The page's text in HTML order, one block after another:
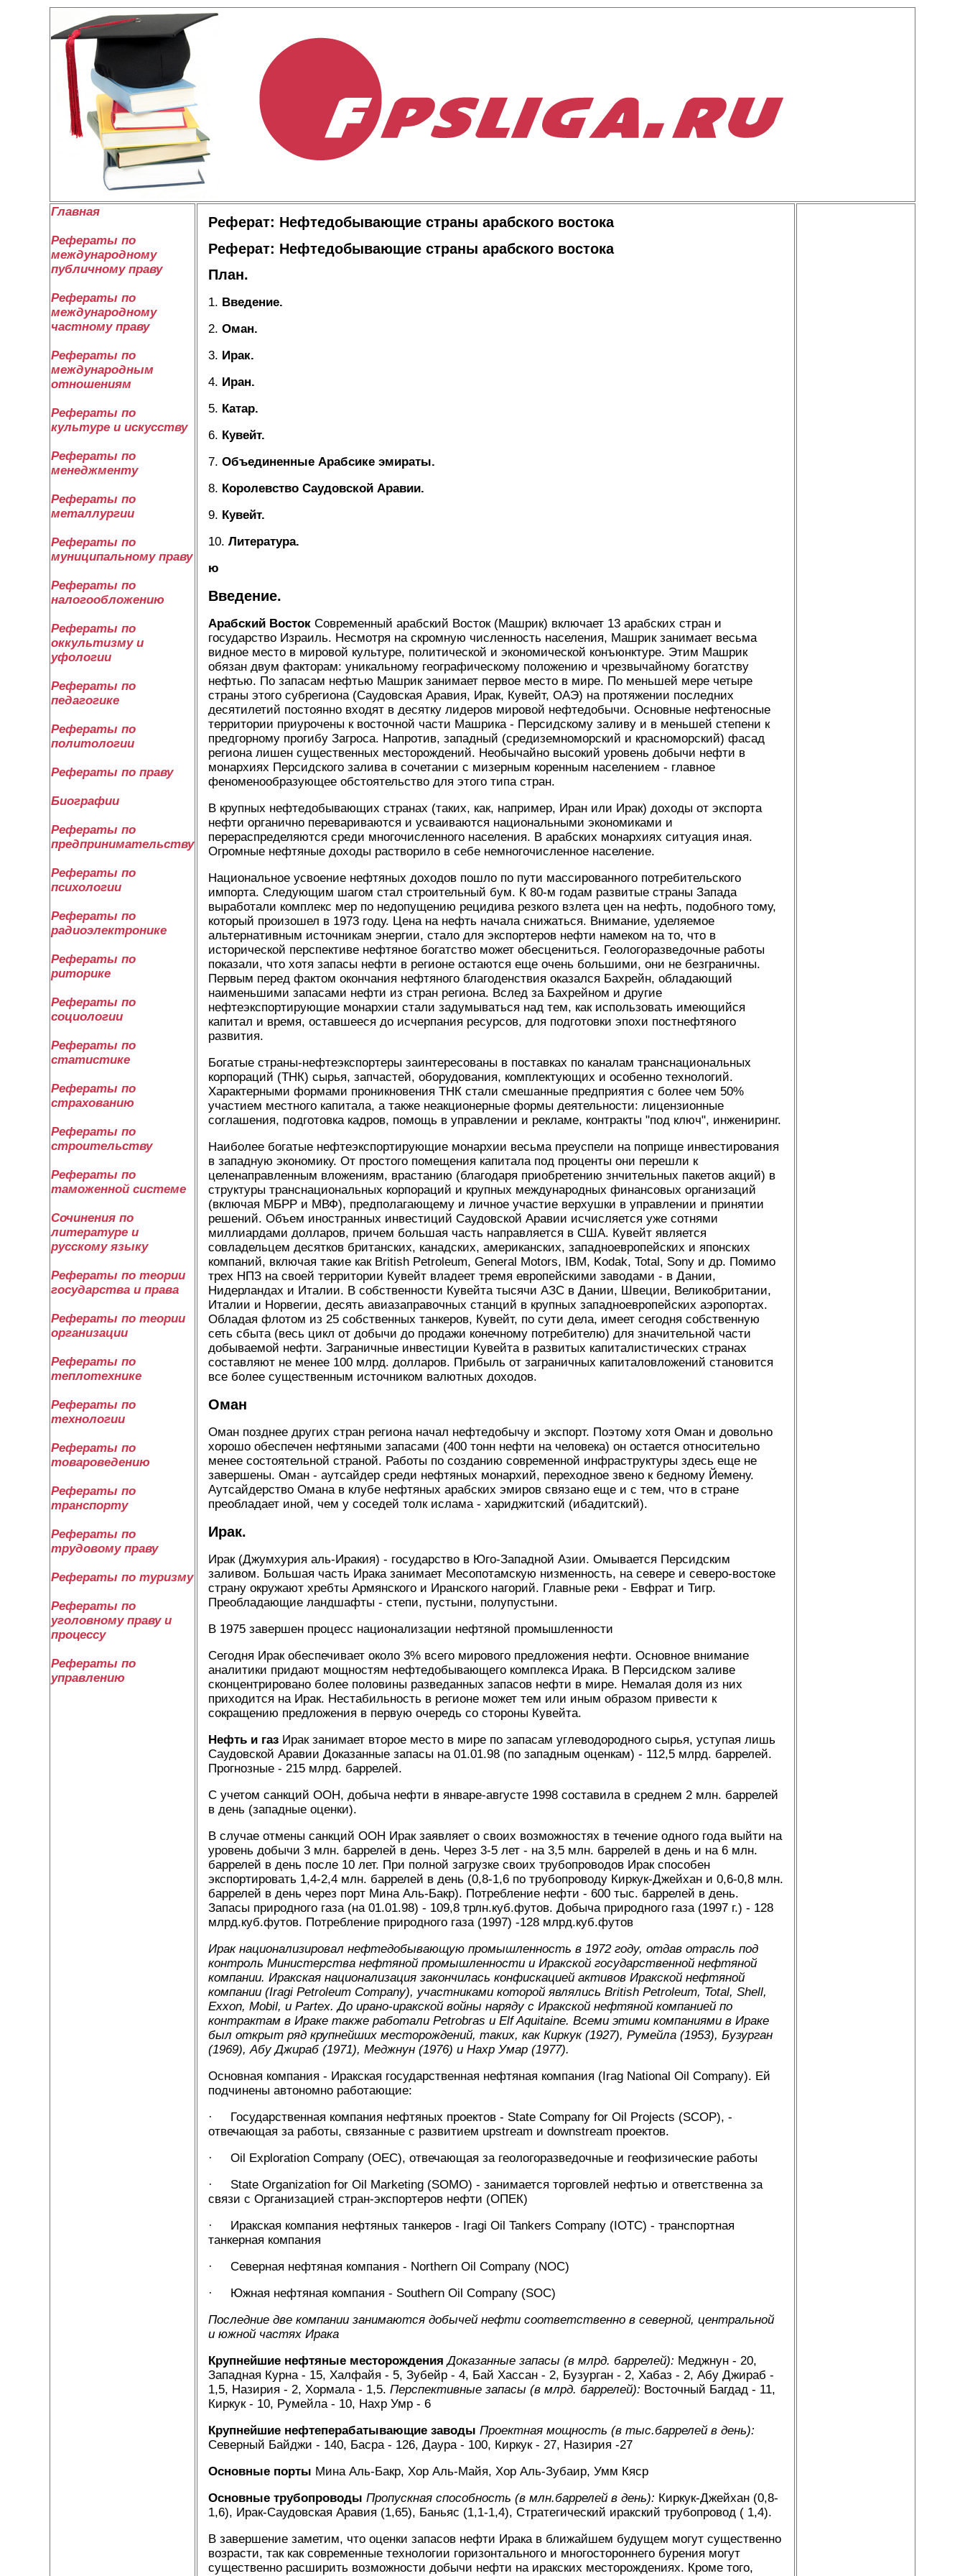
Главная
Рефераты по
международному
публичному праву
Рефераты по
международному
частному праву
Рефераты по
международным
отношениям
Рефераты по
культуре и искусству
Рефераты по
менеджменту
Рефераты по
металлургии
Рефераты по
муниципальному праву
Рефераты по
налогообложению
Рефераты по
оккультизму и
уфологии
Рефераты по
педагогике
Рефераты по
политологии
Рефераты по праву
Биографии
Рефераты по
предпринимательству
Рефераты по
психологии
Рефераты по
радиоэлектронике
Рефераты по
риторике
Рефераты по
социологии
Рефераты по
статистике
Рефераты по
страхованию
Рефераты по
строительству
Рефераты по
таможенной системе
Сочинения по
литературе и
русскому языку
Рефераты по теории
государства и права
Рефераты по теории
организации
Рефераты по
теплотехнике
Рефераты по
технологии
Рефераты по
товароведению
Рефераты по
транспорту
Рефераты по
трудовому праву
Рефераты по туризму
Рефераты по
уголовному праву и
процессу
Рефераты по
управлению
Реферат: Нефтедобывающие страны арабского востока
Реферат: Нефтедобывающие страны арабского востока
План.
1. Введение.
2. Оман.
3. Ирак.
4. Иран.
5. Катар.
6. Кувейт.
7. Объединенные Арабсике эмираты.
8. Королевство Саудовской Аравии.
9. Кувейт.
10. Литература.
ю
Введение.
Арабский Восток Современный арабский Восток (Машрик) включает 13 арабских стран и
государство Израиль. Несмотря на скромную численность населения, Машрик занимает весьма
видное место в мировой культуре, политической и экономической конъюнктуре. Этим Машрик
обязан двум факторам: уникальному географическому положению и чрезвычайному богатству
нефтью. По запасам нефтью Машрик занимает первое место в мире. По меньшей мере четыре
страны этого субрегиона (Саудовская Аравия, Ирак, Кувейт, ОАЭ) на протяжении последних
десятилетий постоянно входят в десятку лидеров мировой нефтедобычи. Основные нефтеносные
территории приурочены к восточной части Машрика - Персидскому заливу и в меньшей степени к
предгорному прогибу Загроса. Напротив, западный (средиземноморский и красноморский) фасад
региона лишен существенных месторождений. Необычайно высокий уровень добычи нефти в
монархиях Персидского залива в сочетании с мизерным коренным населением - главное
феноменообразующее обстоятельство для этого типа стран.
В крупных нефтедобывающих странах (таких, как, например, Иран или Ирак) доходы от экспорта
нефти органично перевариваются и усваиваются национальными экономиками и
перераспределяются среди многочисленного населения. В арабских монархиях ситуация иная.
Огромные нефтяные доходы растворило в себе немногочисленное население.
Национальное усвоение нефтяных доходов пошло по пути массированного потребительского
импорта. Следующим шагом стал строительный бум. К 80-м годам развитые страны Запада
выработали комплекс мер по недопущению рецидива резкого взлета цен на нефть, подобного тому,
который произошел в 1973 году. Цена на нефть начала снижаться. Внимание, уделяемое
альтернативным источникам энергии, стало для экспортеров нефти намеком на то, что в
исторической перспективе нефтяное богатство может обесцениться. Геологоразведочные работы
показали, что хотя запасы нефти в регионе остаются еще очень большими, они не безграничны.
Первым перед фактом окончания нефтяного благоденствия оказался Бахрейн, обладающий
наименьшими запасами нефти из стран региона. Вслед за Бахрейном и другие
нефтеэкспортирующие монархии стали задумываться над тем, как использовать имеющийся
капитал и время, оставшееся до исчерпания ресурсов, для подготовки эпохи постнефтяного
развития.
Богатые страны-нефтеэкспортеры заинтересованы в поставках по каналам транснациональных
корпораций (ТНК) сырья, запчастей, оборудования, комплектующих и особенно технологий.
Характерными формами проникновения ТНК стали смешанные предприятия с более чем 50%
участием местного капитала, а также неакционерные формы деятельности: лицензионные
соглашения, подготовка кадров, помощь в управлении и рекламе, контракты "под ключ", инжениринг.
Наиболее богатые нефтеэкспортирующие монархии весьма преуспели на поприще инвестирования
в западную экономику. От простого помещения капитала под проценты они перешли к
целенаправленным вложениям, врастанию (благодаря приобретению знчительных пакетов акций) в
структуры транснациональных корпораций и крупных международных финансовых организаций
(включая МБРР и МВФ), предполагающему и личное участие верхушки в управлении и принятии
решений. Объем иностранных инвестиций Саудовской Аравии исчисляется уже сотнями
миллиардами долларов, причем большая часть направляется в США. Кувейт является
совладельцем десятков британских, канадских, американских, западноевропейских и японских
компаний, включая такие как British Petroleum, General Motors, IBM, Kodak, Total, Sony и др. Помимо
трех НПЗ на своей территории Кувейт владеет тремя европейскими заводами - в Дании,
Нидерландах и Италии. В собственности Кувейта тысячи АЗС в Дании, Швеции, Великобритании,
Италии и Норвегии, десять авиазаправочных станций в крупных западноевропейских аэропортах.
Обладая флотом из 25 собственных танкеров, Кувейт, по сути дела, имеет сегодня собственную
сеть сбыта (весь цикл от добычи до продажи конечному потребителю) для значительной части
добываемой нефти. Заграничные инвестиции Кувейта в развитых капиталистических странах
составляют не менее 100 млрд. долларов. Прибыль от заграничных капиталовложений становится
все более существенным источником валютных доходов.
Оман
Оман позднее других стран региона начал нефтедобычу и экспорт. Поэтому хотя Оман и довольно
хорошо обеспечен нефтяными запасами (400 тонн нефти на человека) он остается относительно
менее состоятельной страной. Работы по созданию современной инфраструктуры здесь еще не
завершены. Оман - аутсайдер среди нефтяных монархий, переходное звено к бедному Йемену.
Аутсайдерство Омана в клубе нефтяных арабских эмиров связано еще и с тем, что в стране
преобладает иной, чем у соседей толк ислама - хариджитский (ибадитский).
Ирак.
Ирак (Джумхурия аль-Иракия) - государство в Юго-Западной Азии. Омывается Персидским
заливом. Большая часть Ирака занимает Месопотамскую низменность, на севере и северо-востоке
страну окружают хребты Армянского и Иранского нагорий. Главные реки - Евфрат и Тигр.
Преобладающие ландшафты - степи, пустыни, полупустыни.
В 1975 завершен процесс национализации нефтяной промышленности
Сегодня Ирак обеспечивает около 3% всего мирового предложения нефти. Основное внимание
аналитики придают мощностям нефтедобывающего комплекса Ирака. В Персидском заливе
сконцентрировано более половины разведанных запасов нефти в мире. Немалая доля из них
приходится на Ирак. Нестабильность в регионе может тем или иным образом привести к
сокращению предложения в первую очередь со стороны Кувейта.
Нефть и газ Ирак занимает второе место в мире по запасам углеводородного сырья, уступая лишь
Саудовской Аравии Доказанные запасы на 01.01.98 (по западным оценкам) - 112,5 млрд. баррелей.
Прогнозные - 215 млрд. баррелей.
С учетом санкций ООН, добыча нефти в январе-августе 1998 составила в среднем 2 млн. баррелей
в день (западные оценки).
В случае отмены санкций ООН Ирак заявляет о своих возможностях в течение одного года выйти на
уровень добычи 3 млн. баррелей в день. Через 3-5 лет - на 3,5 млн. баррелей в день и на 6 млн.
баррелей в день после 10 лет. При полной загрузке своих трубопроводов Ирак способен
экспортировать 1,4-2,4 млн. баррелей в день (0,8-1,6 по трубопроводу Киркук-Джейхан и 0,6-0,8 млн.
баррелей в день через порт Мина Аль-Бакр). Потребление нефти - 600 тыс. баррелей в день.
Запасы природного газа (на 01.01.98) - 109,8 трлн.куб.футов. Добыча природного газа (1997 г.) - 128
млрд.куб.футов. Потребление природного газа (1997) -128 млрд.куб.футов
Ирак национализировал нефтедобывающую промышленность в 1972 году, отдав отрасль под
контроль Министерства нефтяной промышленности и Иракской государственной нефтяной
компании. Иракская национализация закончилась конфискацией активов Иракской нефтяной
компании (Iragi Petroleum Company), участниками которой являлись British Petroleum, Total, Shell,
Exxon, Mobil, и Partex. До ирано-иракской войны наряду с Иракской нефтяной компанией по
контрактам в Ираке также работали Petrobras и Elf Aquitaine. Всеми этими компаниями в Ираке
был открыт ряд крупнейших месторождений, таких, как Киркук (1927), Румейла (1953), Бузурган
(1969), Абу Джираб (1971), Меджнун (1976) и Нахр Умар (1977).
Основная компания - Иракская государственная нефтяная компания (Irag National Oil Company). Ей
подчинены автономно работающие:
· Государственная компания нефтяных проектов - State Company for Oil Projects (SCOP), -
отвечающая за работы, связанные с развитием upstream и downstream проектов.
· Oil Exploration Company (OEC), отвечающая за геологоразведочные и геофизические работы
· State Organization for Oil Marketing (SOMO) - занимается торговлей нефтью и ответственна за
связи с Организацией стран-экспортеров нефти (ОПЕК)
· Иракская компания нефтяных танкеров - Iragi Oil Tankers Company (IOTC) - транспортная
танкерная компания
· Северная нефтяная компания - Northern Oil Company (NOC)
· Южная нефтяная компания - Southern Oil Company (SOC)
Последние две компании занимаются добычей нефти соответственно в северной, центральной
и южной частях Ирака
Крупнейшие нефтяные месторождения Доказанные запасы (в млрд. баррелей): Меджнун - 20,
Западная Курна - 15, Халфайя - 5, Зубейр - 4, Бай Хассан - 2, Бузурган - 2, Хабаз - 2, Абу Джираб -
1,5, Назирия - 2, Хормала - 1,5. Перспективные запасы (в млрд. баррелей): Восточный Багдад - 11,
Киркук - 10, Румейла - 10, Нахр Умр - 6
Крупнейшие нефтеперабатывающие заводы Проектная мощность (в тыс.баррелей в день):
Северный Байджи - 140, Басра - 126, Даура - 100, Киркук - 27, Назирия -27
Основные порты Мина Аль-Бакр, Хор Аль-Майя, Хор Аль-Зубаир, Умм Кяср
Основные трубопроводы Пропускная способность (в млн.баррелей в день): Киркук-Джейхан (0,8-
1,6), Ирак-Саудовская Аравия (1,65), Баньяс (1,1-1,4), Стратегический иракский трубопровод ( 1,4).
В завершение заметим, что оценки запасов нефти Ирака в ближайшем будущем могут существенно
возрасти, так как современные технологии горизонтального и многостороннего бурения могут
существенно расширить возможности добычи нефти на иракских месторождениях. Кроме того,